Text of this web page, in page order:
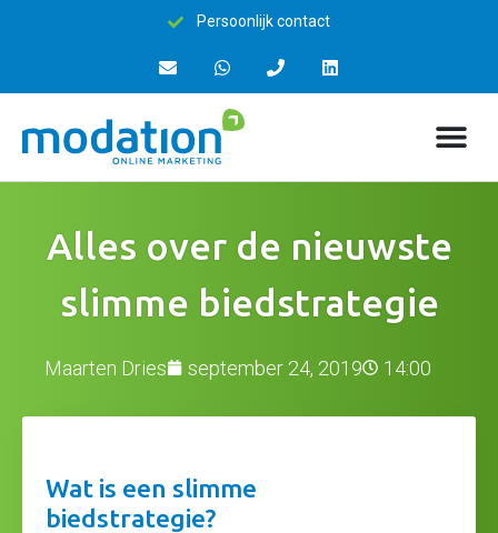
15+ jaar ervaring
Alles over de nieuwste
slimme biedstrategie
Maarten Dries september 24, 2019 14:00
Wat is een slimme
biedstrategie?